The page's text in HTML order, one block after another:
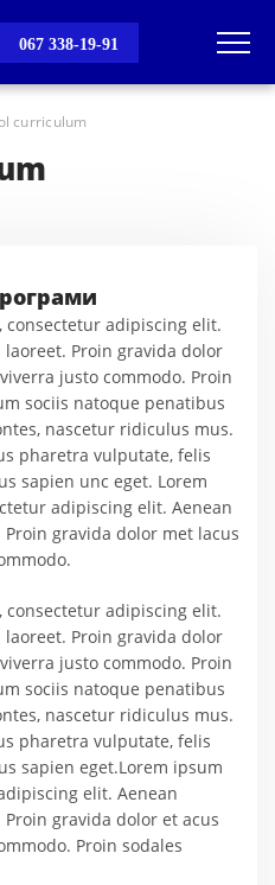
067 338-19-91
curriculum
adipiscing elit.
Proin gravida dolor
justo commodo. Proin
sociis natoque penatibus
nascetur ridiculus mus.
pharetra vulputate, felis
sapien unc eget. Lorem
adipiscing elit. Aenean
gravida dolor met lacus
adipiscing elit.
Proin gravida dolor
justo commodo. Proin
sociis natoque penatibus
nascetur ridiculus mus.
pharetra vulputate, felis
sapien eget.Lorem ipsum
elit. Aenean
gravida dolor et acus
Proin sodales